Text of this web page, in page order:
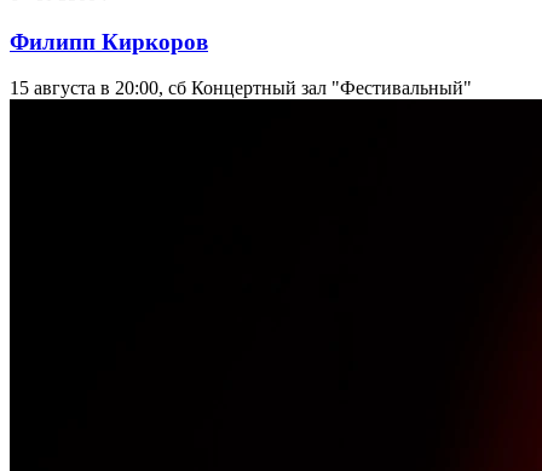
Филипп Киркоров
15 августа в 20:00, сб Концертный зал "Фестивальный"